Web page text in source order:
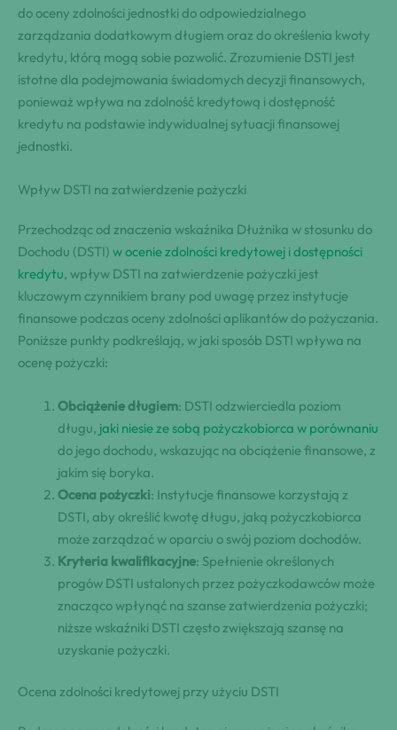
do oceny zdolności jednostki do odpowiedzialnego
zarządzania dodatkowym długiem oraz do określenia kwoty
kredytu, którą mogą sobie pozwolić. Zrozumienie DSTI jest
istotne dla podejmowania świadomych decyzji finansowych,
ponieważ wpływa na zdolność kredytową i dostępność
kredytu na podstawie indywidualnej sytuacji finansowej
jednostki.
Wpływ DSTI na zatwierdzenie pożyczki
Przechodząc od znaczenia wskaźnika Dłużnika w stosunku do
Dochodu (DSTI) w ocenie zdolności kredytowej i dostępności
kredytu, wpływ DSTI na zatwierdzenie pożyczki jest
kluczowym czynnikiem brany pod uwagę przez instytucje
finansowe podczas oceny zdolności aplikantów do pożyczania.
Poniższe punkty podkreślają, w jaki sposób DSTI wpływa na
ocenę pożyczki:
Obciążenie długiem: DSTI odzwierciedla poziom
długu, jaki niesie ze sobą pożyczkobiorca w porównaniu
do jego dochodu, wskazując na obciążenie finansowe, z
jakim się boryka.
Ocena pożyczki: Instytucje finansowe korzystają z
DSTI, aby określić kwotę długu, jaką pożyczkobiorca
może zarządzać w oparciu o swój poziom dochodów.
Kryteria kwalifikacyjne: Spełnienie określonych
progów DSTI ustalonych przez pożyczkodawców może
znacząco wpłynąć na szanse zatwierdzenia pożyczki;
niższe wskaźniki DSTI często zwiększają szansę na
uzyskanie pożyczki.
Ocena zdolności kredytowej przy użyciu DSTI